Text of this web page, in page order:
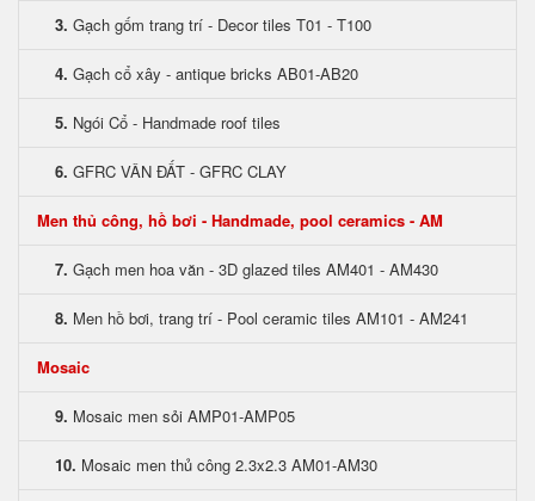
3. Gạch gốm trang trí - Decor tiles T01 - T100
4. Gạch cổ xây - antique bricks AB01-AB20
5. Ngói Cổ - Handmade roof tiles
6. GFRC VÂN ĐẤT - GFRC CLAY
Men thủ công, hồ bơi - Handmade, pool ceramics - AM
7. Gạch men hoa văn - 3D glazed tiles AM401 - AM430
8. Men hồ bơi, trang trí - Pool ceramic tiles AM101 - AM241
Mosaic
9. Mosaic men sỏi AMP01-AMP05
10. Mosaic men thủ công 2.3x2.3 AM01-AM30